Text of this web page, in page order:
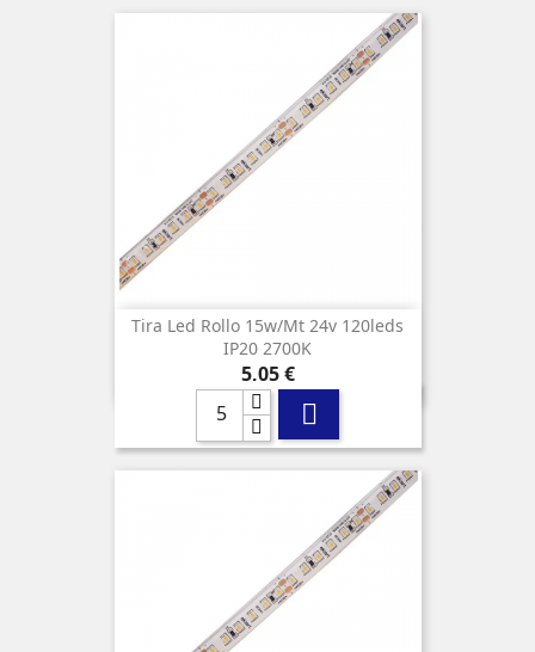
Tira Led Rollo 15w/mt 24v 120leds
IP20 2700K
Precio
5,05 €
